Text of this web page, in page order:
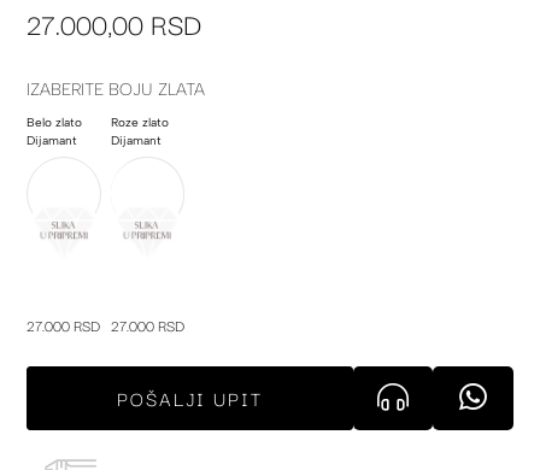
of
gallery
27.000,00 RSD
IZABERITE BOJU ZLATA
Belo zlato
Dijamant
27.000 RSD
Roze zlato
Dijamant
27.000 RSD
POŠALJI UPIT